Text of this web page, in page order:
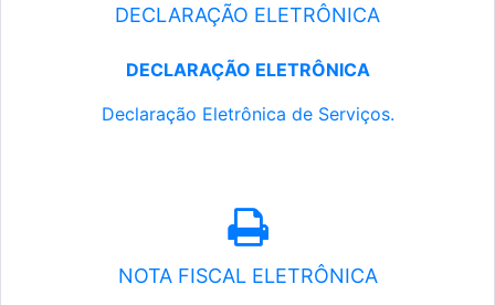
DECLARAÇÃO ELETRÔNICA
DECLARAÇÃO ELETRÔNICA
Declaração Eletrônica de Serviços.
NOTA FISCAL ELETRÔNICA